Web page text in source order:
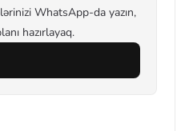
WhatsApp-da yazın,
hazırlayaq.